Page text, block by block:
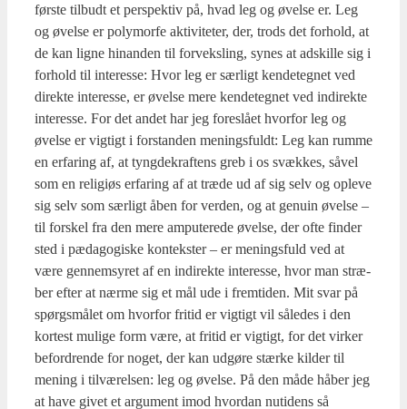
før­ste til­budt et per­spek­tiv på, hvad leg og øvel­se er. Leg
og øvel­se er poly­mor­fe akti­vi­te­ter, der, trods det for­hold, at
de kan lig­ne hin­an­den til for­veks­ling, synes at adskil­le sig i
for­hold til inte­res­se: Hvor leg er sær­ligt ken­de­teg­net ved
direk­te inte­res­se, er øvel­se mere ken­de­teg­net ved indi­rek­te
inte­res­se. For det andet har jeg fore­slå­et hvor­for leg og
øvel­se er vig­tigt i for­stan­den menings­fuldt: Leg kan rum­me
en erfa­ring af, at tyng­de­kraf­tens greb i os svæk­kes, såvel
som en reli­gi­øs erfa­ring af at træ­de ud af sig selv og ople­ve
sig selv som sær­ligt åben for ver­den, og at genu­in øvel­se –
til for­skel fra den mere ampu­te­re­de øvel­se, der ofte fin­der
sted i pæda­go­gi­ske kon­tek­ster – er menings­fuld ved at
være gen­nem­sy­ret af en indi­rek­te inte­res­se, hvor man stræ­
ber efter at nær­me sig et mål ude i frem­ti­den. Mit svar på
spørgs­må­let om hvor­for fri­tid er vig­tigt vil såle­des i den
kor­test muli­ge form være, at fri­tid er vig­tigt, for det vir­ker
befor­dren­de for noget, der kan udgø­re stær­ke kil­der til
mening i til­væ­rel­sen: leg og øvel­se. På den måde håber jeg
at have givet et argu­ment imod hvor­dan nuti­dens så